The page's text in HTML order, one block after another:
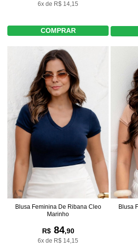
6x de R$ 14,15
COMPRAR
Blusa Feminina De Ribana Cleo
Marinho
R$84,90
6x de R$ 14,15
Blusa